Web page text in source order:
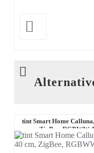
tint Smart Home
cm, ZigBee, RGBWW,